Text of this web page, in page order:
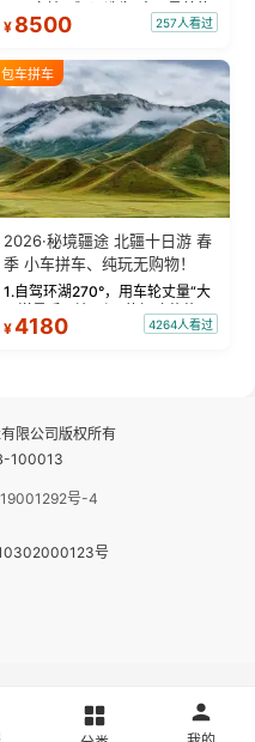
国国家地理》评选为“中国最美的
三大雅丹”第一名的克拉玛依魔鬼
瓦人最大村落——禾木村，欣赏
晨雾与小木...
¥ 8500 257人看过
包车拼车
2026·秘境疆途 北疆十日游 春
季 小车拼车、纯玩无购物！
1.自驾环湖270°，用车轮丈量“大
西洋最后一滴眼泪”的极致蔚蓝，
让雪山、花海与深邃湖水在转弯
¥4180 4264人看过
限公司版权所有
100013
号-4
号